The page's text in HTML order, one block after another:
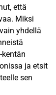
että
Miksi
yhdellä
ja etsit
sen